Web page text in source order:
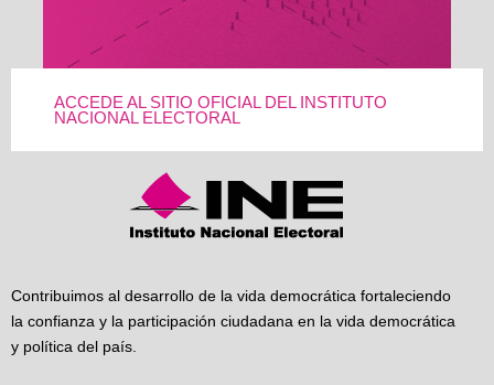
ACCEDE AL SITIO OFICIAL DEL INSTITUTO
NACIONAL ELECTORAL
Contribuimos al desarrollo de la vida democrática fortaleciendo
la confianza y la participación ciudadana en la vida democrática
y política del país.